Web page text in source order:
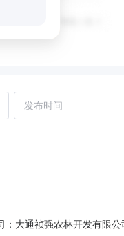
大通祯强农林开发有限公